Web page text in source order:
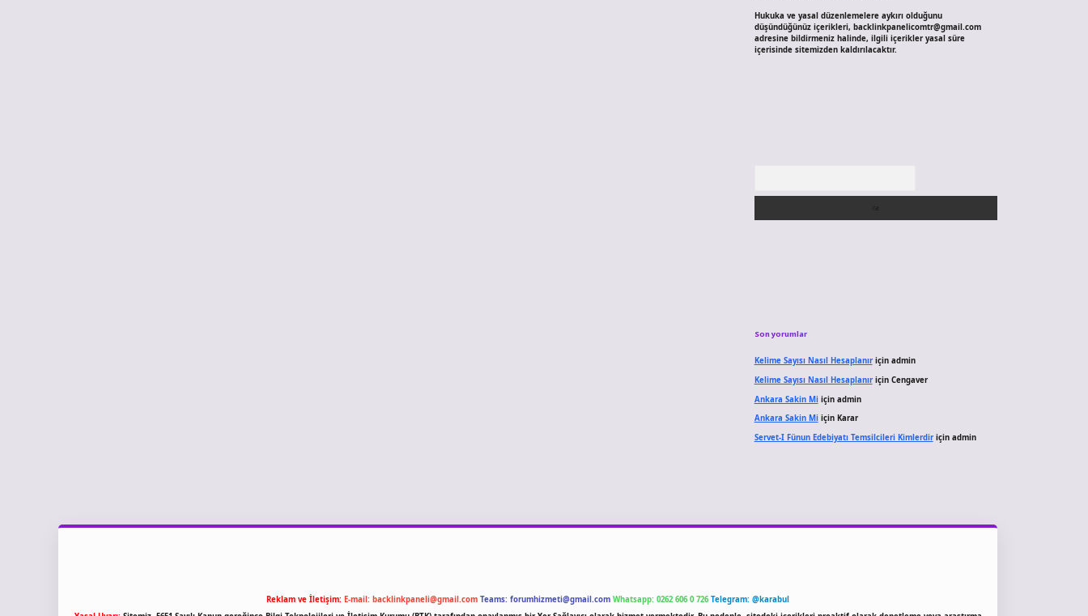
Hukuka ve yasal düzenlemelere aykırı olduğunu
düşündüğünüz içerikleri, backlinkpanelicomtr@gmail.com
adresine bildirmeniz halinde, ilgili içerikler yasal süre
içerisinde sitemizden kaldırılacaktır.
Son yorumlar
Kelime Sayısı Nasıl Hesaplanıriçin admin
Kelime Sayısı Nasıl Hesaplanıriçin Cengaver
Ankara Sakin Miiçin admin
Ankara Sakin Miiçin Karar
Servet-I Fünun Edebiyatı Temsilcileri Kimlerdiriçin admin
Reklam ve İletişim: E-mail: backlinkpaneli@gmail.com Teams: forumhizmeti@gmail.com Whatsapp: 0262 606 0 726 Telegram: @karabul